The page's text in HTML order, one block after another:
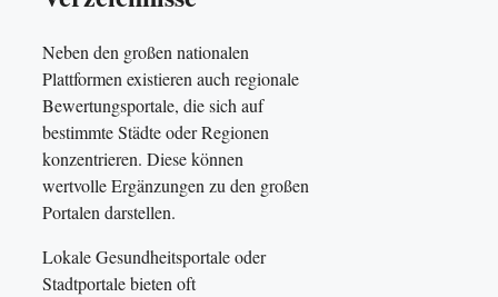
Neben den großen nationalen
Plattformen existieren auch regionale
Bewertungsportale, die sich auf
bestimmte Städte oder Regionen
konzentrieren. Diese können
wertvolle Ergänzungen zu den großen
Portalen darstellen.
Lokale Gesundheitsportale oder
Stadtportale bieten oft